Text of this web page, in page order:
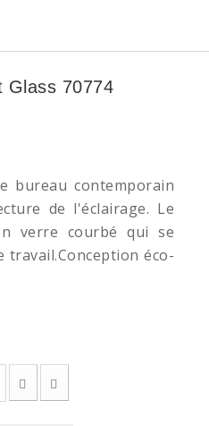
Glass 70774
bureau contemporain
de l'éclairage. Le
verre courbé qui se
travail.Conception éco-